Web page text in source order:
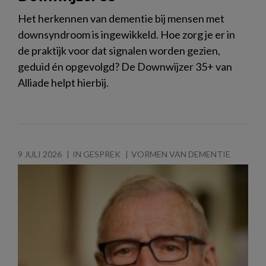
Het herkennen van dementie bij mensen met
downsyndroom is ingewikkeld. Hoe zorg je er in
de praktijk voor dat signalen worden gezien,
geduid én opgevolgd? De Downwijzer 35+ van
Alliade helpt hierbij.
9 JULI 2026 IN GESPREK VORMEN VAN DEMENTIE